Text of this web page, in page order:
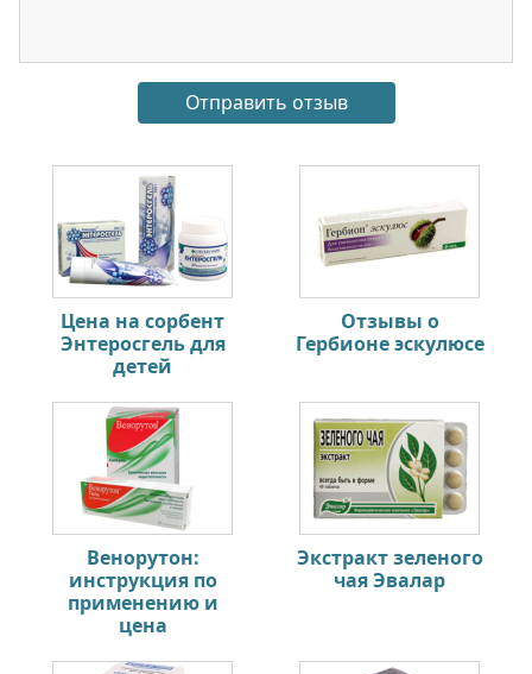
Цена на сорбент
Энтеросгель для
детей
Отзывы о
Гербионе эскулюсе
Венорутон:
инструкция по
применению и
цена
Экстракт зеленого
чая Эвалар